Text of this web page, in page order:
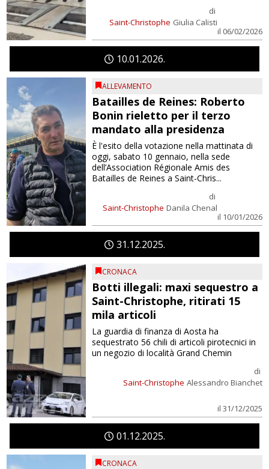
Saint-Christophe
di
Giulia Calisti
il 06/02/2026
1001 2026
ALLEVAMENTO
Batailles de Reines: Roberto
Bonin rieletto per il terzo
mandato alla presidenza
Saint-Christophe
di
Danila Chenal
il 10/01/2026
È l'esito della votazione nella mattinata di
oggi, sabato 10 gennaio, nella sede
dell’Association Régionale Amis des
Batailles de Reines a Saint-Chris...
31 12 2025
CRONACA
Botti illegali: maxi sequestro a
Saint-Christophe, ritirati 15
mila articoli
Saint-Christophe
di
Alessandro Bianchet
il 31/12/2025
La guardia di finanza di Aosta ha
sequestrato 56 chili di articoli pirotecnici in
un negozio di località Grand Chemin
01 12 2025
CRONACA